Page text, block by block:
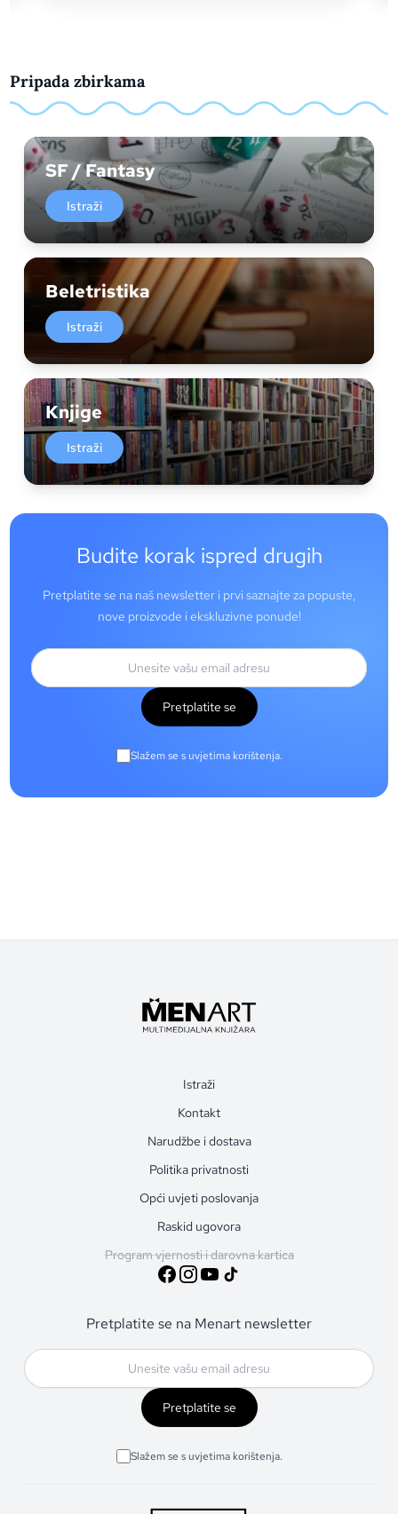
Pripada zbirkama
SF / Fantasy
Istraži
Beletristika
Istraži
Knjige
Istraži
Budite korak ispred drugih
Pretplatite se na naš newsletter i prvi saznajte za popuste,
nove proizvode i ekskluzivne ponude!
Pretplatite se
Slažem se s uvjetima korištenja.
Istraži
Kontakt
Narudžbe i dostava
Politika privatnosti
Opći uvjeti poslovanja
Raskid ugovora
Program vjernosti i darovna kartica
Pretplatite se na Menart newsletter
Pretplatite se
Slažem se s uvjetima korištenja.